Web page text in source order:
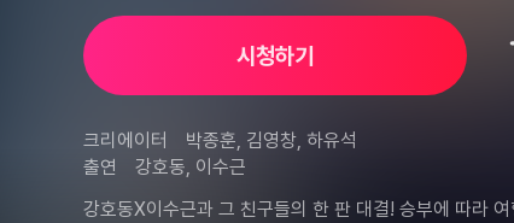
시청하기
크리에이터
박종훈, 김영창, 하유석
출연
강호동, 이수근
강호동X이수근과 그 친구들의 한 판 대결! 승부에 따라